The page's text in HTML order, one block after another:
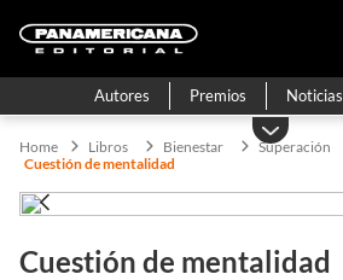
Autores Premios Noticias
Libros Bienestar
Superación
Cuestión de mentalidad
Cuestión de mentalidad